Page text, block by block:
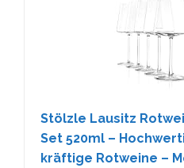
Stölzle Lausitz
Set 520ml –
kräftige Rotweine –